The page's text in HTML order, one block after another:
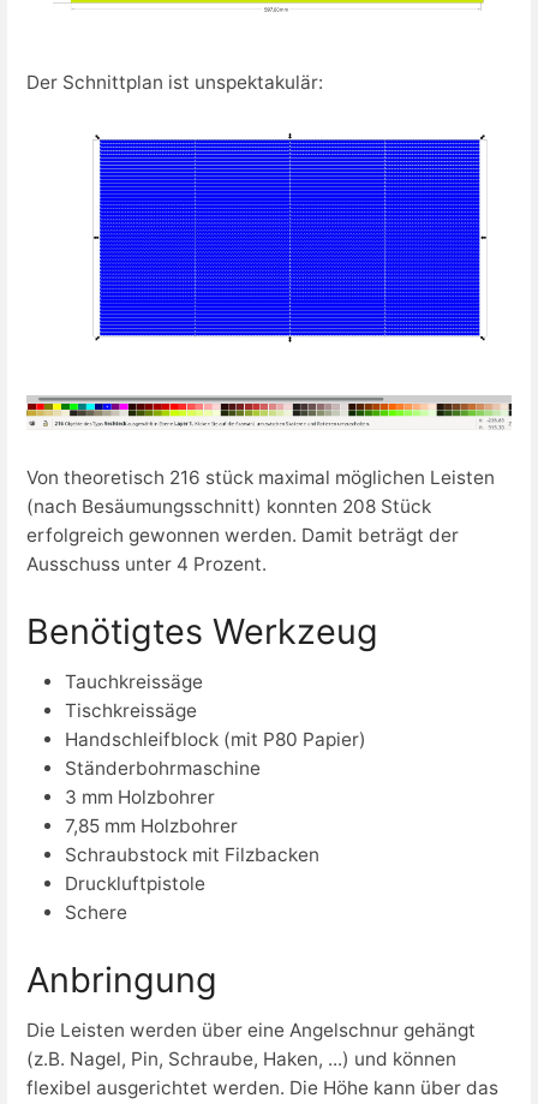
Der Schnittplan ist unspektakulär:
Von theoretisch 216 stück maximal möglichen Leisten
(nach Besäumungsschnitt) konnten 208 Stück
erfolgreich gewonnen werden. Damit beträgt der
Ausschuss unter 4 Prozent.
Benötigtes Werkzeug
Tauchkreissäge
Tischkreissäge
Handschleifblock (mit P80 Papier)
Ständerbohrmaschine
3 mm Holzbohrer
7,85 mm Holzbohrer
Schraubstock mit Filzbacken
Druckluftpistole
Schere
Anbringung
Die Leisten werden über eine Angelschnur gehängt
(z.B. Nagel, Pin, Schraube, Haken, ...) und können
flexibel ausgerichtet werden. Die Höhe kann über das